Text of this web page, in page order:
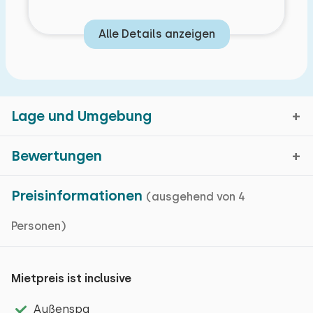
Preisinformationen (ausgehend von 4
Personen)
Mietpreis ist inclusive
Außenspa
Eigenschaften
Alle Details anzeigen
Lage und Umgebung
Epe, Gelderland
Kartenanzeige
Epe liegt mitten im Nationalpark De Hoge Veluwe.
Bewertungen
9,2
Bewertung
Allgemeiner Eindruck